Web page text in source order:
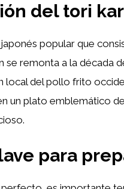
del tori
popular que
se remonta a la década
local del pollo frito
un plato emblemático
para